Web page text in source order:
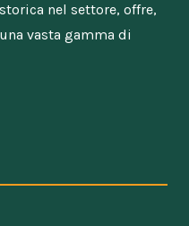
nel settore, offre,
vasta gamma di